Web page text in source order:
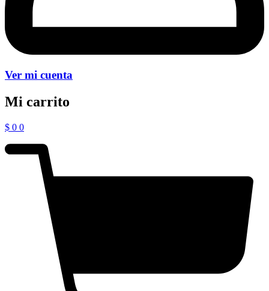
Ver mi cuenta
Mi carrito
$ 0 0